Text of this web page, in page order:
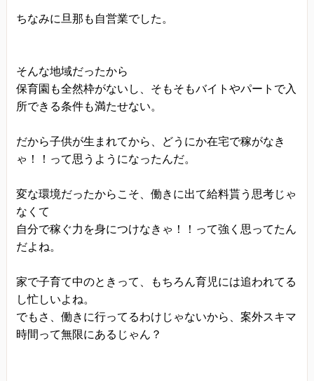
ちなみに旦那も自営業でした。
そんな地域だったから
保育園も全然枠がないし、そもそもバイトやパートで入
所できる条件も満たせない。
だから子供が生まれてから、どうにか在宅で稼がなき
ゃ！！って思うようになったんだ。
変な環境だったからこそ、働きに出て給料貰う思考じゃ
なくて
自分で稼ぐ力を身につけなきゃ！！って強く思ってたん
だよね。
家で子育て中のときって、もちろん育児には追われてる
し忙しいよね。
でもさ、働きに行ってるわけじゃないから、案外スキマ
時間って無限にあるじゃん？